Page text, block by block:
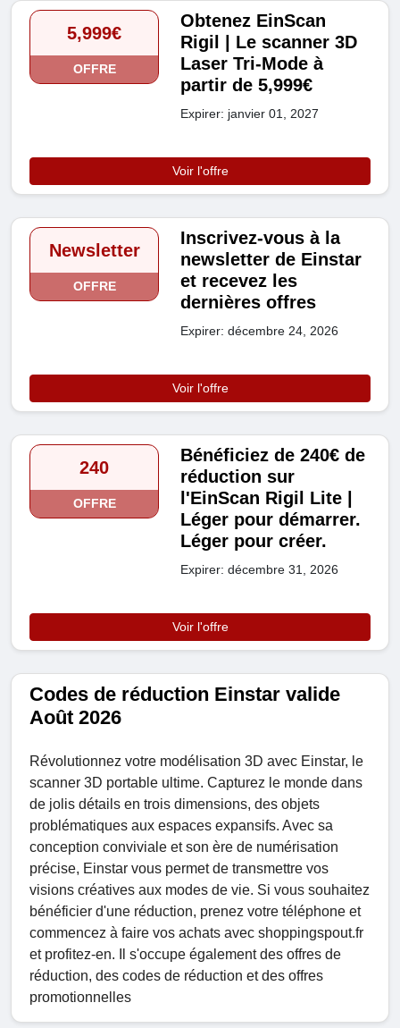
5,999€
OFFRE
Obtenez EinScan
Rigil | Le scanner 3D
Laser Tri-Mode à
partir de 5,999€
Expirer: janvier 01, 2027
Voir l'offre
Newsletter
OFFRE
Inscrivez-vous à la
newsletter de Einstar
et recevez les
dernières offres
Expirer: décembre 24, 2026
Voir l'offre
240
OFFRE
Bénéficiez de 240€ de
réduction sur
l'EinScan Rigil Lite |
Léger pour démarrer.
Léger pour créer.
Expirer: décembre 31, 2026
Voir l'offre
Codes de réduction Einstar valide
Août 2026
Révolutionnez votre modélisation 3D avec Einstar, le
scanner 3D portable ultime. Capturez le monde dans
de jolis détails en trois dimensions, des objets
problématiques aux espaces expansifs. Avec sa
conception conviviale et son ère de numérisation
précise, Einstar vous permet de transmettre vos
visions créatives aux modes de vie. Si vous souhaitez
bénéficier d'une réduction, prenez votre téléphone et
commencez à faire vos achats avec shoppingspout.fr
et profitez-en. Il s'occupe également des offres de
réduction, des codes de réduction et des offres
promotionnelles